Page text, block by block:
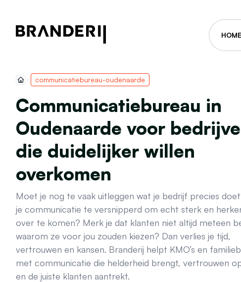
HOME
communicatiebureau-oudenaarde
Communicatiebureau in
Oudenaarde voor
die duidelijker willen
overkomen
Moet je nog te vaak uitleggen wat je bedrijf precies
je communicatie te versnipperd om echt sterk en
over te komen? Merk je dat klanten niet altijd meteen
waarom ze voor jou zouden kiezen? Dan verlies je tijd,
vertrouwen en kansen. Branderij helpt KMO’s en
met communicatie die helderheid brengt, vertrouwen
en de juiste klanten aantrekt.